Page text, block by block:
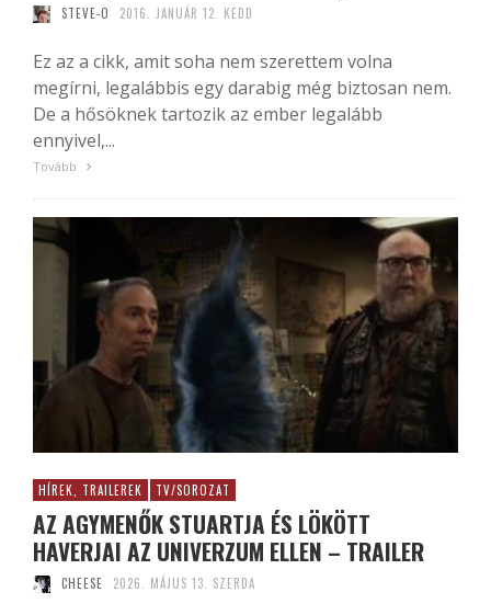
STEVE-O 2016. JANUÁR 12. KEDD
Ez az a cikk, amit soha nem szerettem volna
megírni, legalábbis egy darabig még biztosan nem.
De a hősöknek tartozik az ember legalább
ennyivel,...
Tovább
HÍREK, TRAILEREK TV/SOROZAT
AZ AGYMENŐK STUARTJA ÉS LÖKÖTT
HAVERJAI AZ UNIVERZUM ELLEN – TRAILER
CHEESE 2026. MÁJUS 13. SZERDA